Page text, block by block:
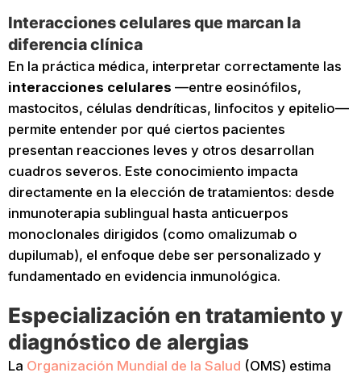
Interacciones celulares que marcan la
diferencia clínica
En la práctica médica, interpretar correctamente las
interacciones celulares —entre eosinófilos,
mastocitos, células dendríticas, linfocitos y epitelio—
permite entender por qué ciertos pacientes
presentan reacciones leves y otros desarrollan
cuadros severos. Este conocimiento impacta
directamente en la elección de tratamientos: desde
inmunoterapia sublingual hasta anticuerpos
monoclonales dirigidos (como omalizumab o
dupilumab), el enfoque debe ser personalizado y
fundamentado en evidencia inmunológica.
Especialización en tratamiento y
diagnóstico de alergias
La Organización Mundial de la Salud (OMS) estima